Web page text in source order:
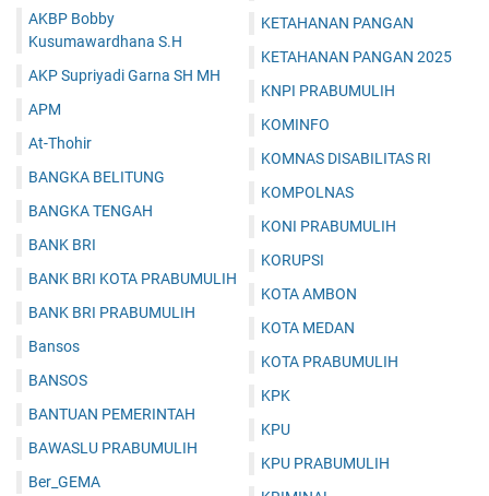
AKBP Bobby
Kusumawardhana S.H
AKP Supriyadi Garna SH MH
APM
At-Thohir
BANGKA BELITUNG
BANGKA TENGAH
BANK BRI
BANK BRI KOTA PRABUMULIH
BANK BRI PRABUMULIH
Bansos
BANSOS
BANTUAN PEMERINTAH
BAWASLU PRABUMULIH
Ber_GEMA
KETAHANAN PANGAN
KETAHANAN PANGAN 2025
KNPI PRABUMULIH
KOMINFO
KOMNAS DISABILITAS RI
KOMPOLNAS
KONI PRABUMULIH
KORUPSI
KOTA AMBON
KOTA MEDAN
KOTA PRABUMULIH
KPK
KPU
KPU PRABUMULIH